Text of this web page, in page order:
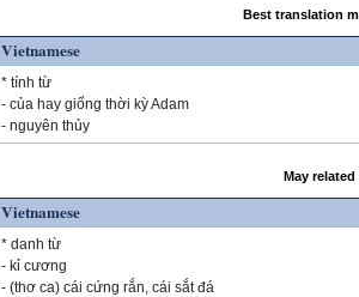
Best translation
Vietnamese
* tính từ
- của hay giống thời kỳ Adam
- nguyên thủy
May
Vietnamese
* danh từ
- kỉ cương
- (thơ ca) cái cứng rắn, cái sắt đá